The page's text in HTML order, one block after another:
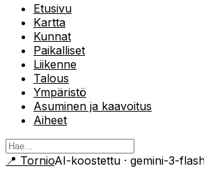
Etusivu
Kartta
Kunnat
Paikalliset
Liikenne
Talous
Ympäristö
Asuminen ja kaavoitus
Aiheet
📍 TornioAI-koostettu · gemini-3-